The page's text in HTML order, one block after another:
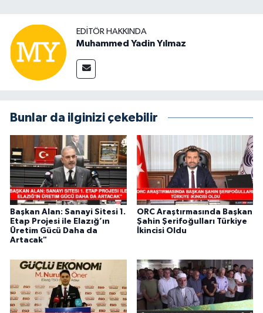
EDITÖR HAKKINDA
Muhammed Yadin Yılmaz
Bunlar da ilginizi çekebilir
Başkan Alan: Sanayi Sitesi 1.
Etap Projesi ile Elazığ’ın
Üretim Gücü Daha da
Artacak"
ORC Araştırmasında Başkan
Şahin Şerifoğulları Türkiye
İkincisi Oldu